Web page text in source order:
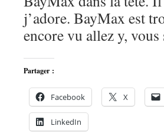
j’adore. BayMax est
encore vu allez y, vous
Partager :
Facebook X
LinkedIn